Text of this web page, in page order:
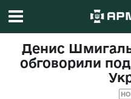
Денис
обговорили